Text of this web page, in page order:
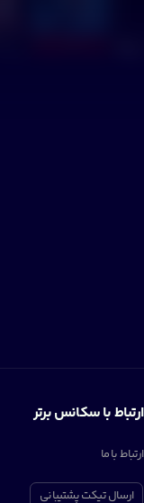
ارتباط با سکانس برتر
ارتباط با ما
ارسال تیکت پشتیبانی